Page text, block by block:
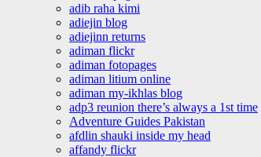
adib raha kimi
adiejin blog
adiejinn returns
adiman flickr
adiman fotopages
adiman litium online
adiman my-ikhlas blog
adp3 reunion there’s always a 1st time
Adventure Guides Pakistan
afdlin shauki inside my head
affandy flickr